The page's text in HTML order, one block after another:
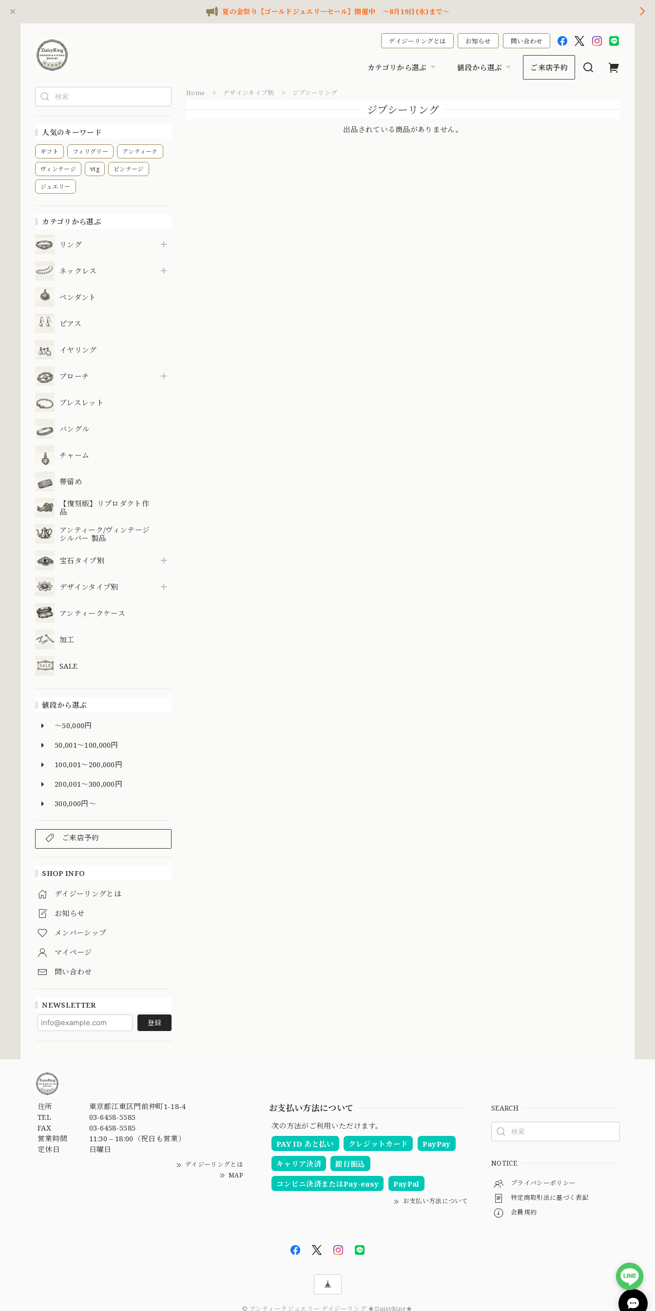
夏の金祭り【ゴールドジュエリーセール】開催中 ～8月19日(水)まで～
デイジーリングとは お知らせ 問い合わせ
カテゴリから選ぶ 値段から選ぶ ご来店予約
人気のキーワード
ギフト フィリグリー アンティーク
ヴィンテージ vtg ビンテージ
ジュエリー
カテゴリから選ぶ
リング
ネックレス
ペンダント
ピアス
イヤリング
ブローチ
ブレスレット
バングル
チャーム
帯留め
【復刻版】リプロダクト作
品
アンティーク/ヴィンテージ
シルバー 製品
宝石タイプ別
デザインタイプ別
アンティークケース
加工
SALE
値段から選ぶ
～50,000円
50,001～100,000円
100,001～200,000円
200,001～300,000円
300,000円～
ご来店予約
SHOP INFO
デイジーリングとは
お知らせ
メンバーシップ
マイページ
問い合わせ
NEWSLETTER
登録
Home デザインタイプ別 ジプシーリング
ジプシーリング
出品されている商品がありません。
住所
東京都江東区門前仲町1-18-4
TEL
03-6458-5585
FAX
03-6458-5585
営業時間
11:30 – 18:00（祝日も営業）
定休日
日曜日
デイジーリングとは
MAP
お支払い方法について
次の方法がご利用いただけます。
PAY ID あと払い
クレジットカード PayPay
キャリア決済 銀行振込
コンビニ決済またはPay-easy PayPal
お支払い方法について
SEARCH
NOTICE
プライバシーポリシー
特定商取引法に基づく表記
会員規約
© アンティークジュエリー デイジーリング ★DaisyRing★